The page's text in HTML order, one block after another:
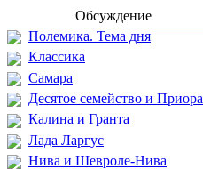
Обсуждение
Полемика. Тема дня
Классика
Самара
Десятое семейство и Приора
Калина и Гранта
Лада Ларгус
Нива и Шевроле-Нива